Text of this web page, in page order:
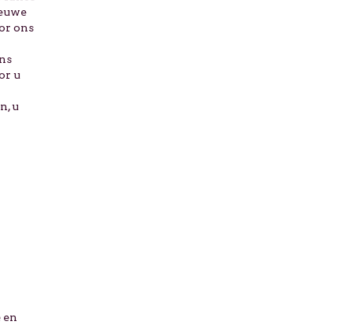
ons
u
u
en